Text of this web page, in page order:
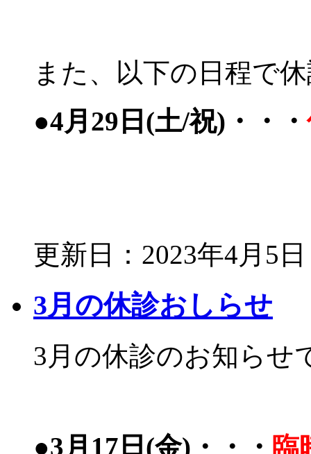
また、以下の日程で
●4月29日(土/祝)・・・
更新日：2023年4月5日
3月の休診おしらせ
3月の休診のお知らせ
●3月17日(金)・・・ 臨